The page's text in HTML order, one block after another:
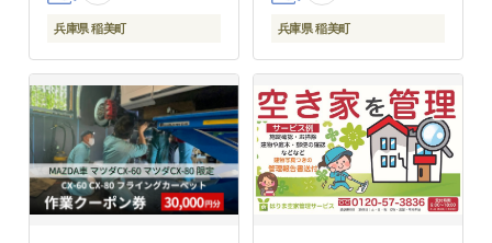
兵庫県 稲美町 兵庫県 稲美町